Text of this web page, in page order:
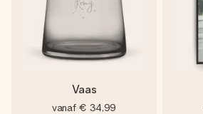
Vaas
vanaf € 34,99